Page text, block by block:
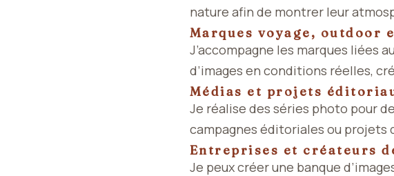
nature afin de montrer leur
Marques voyage, outdoor
J’accompagne les marques liées
d’images en conditions réelles,
Médias et projets
Je réalise des séries photo pour
campagnes éditoriales ou projets
Entreprises et créateurs
Je peux créer une banque